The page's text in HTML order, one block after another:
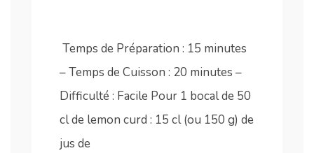
Temps de Préparation : 15 minutes
– Temps de Cuisson : 20 minutes –
Difficulté : Facile Pour 1 bocal de 50
cl de lemon curd : 15 cl (ou 150 g) de
jus de